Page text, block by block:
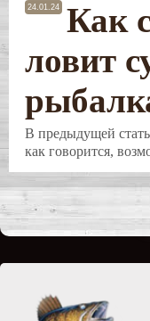
24.01.24
Как
ловит
В предыдущей
как говорится,